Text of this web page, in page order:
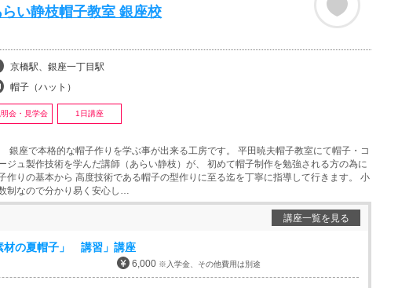
らい静枝帽子教室 銀座校
京橋駅、銀座一丁目駅
帽子（ハット）
会・見学会 1日講座
座で本格的な帽子作りを学ぶ事が出来る工房です。 平田暁夫帽子教室にて帽子・コ
ジュ製作技術を学んだ講師（あらい静枝）が、 初めて帽子制作を勉強される方の為に
作りの基本から 高度技術である帽子の型作りに至る迄を丁寧に指導して行きます。 小
制なので分かり易く安心し…
講座一覧を見る
材の夏帽子」 講習」講座
6,000 ※入学金、その他費用は別途